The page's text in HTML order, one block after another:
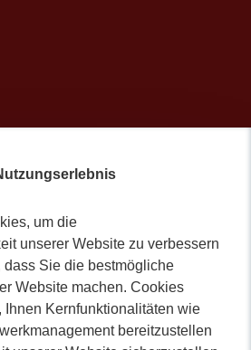
um die
unserer Website zu verbessern
Sie die bestmögliche
Website machen. Cookies
Ihnen Kernfunktionalitäten wie
bereitzustellen